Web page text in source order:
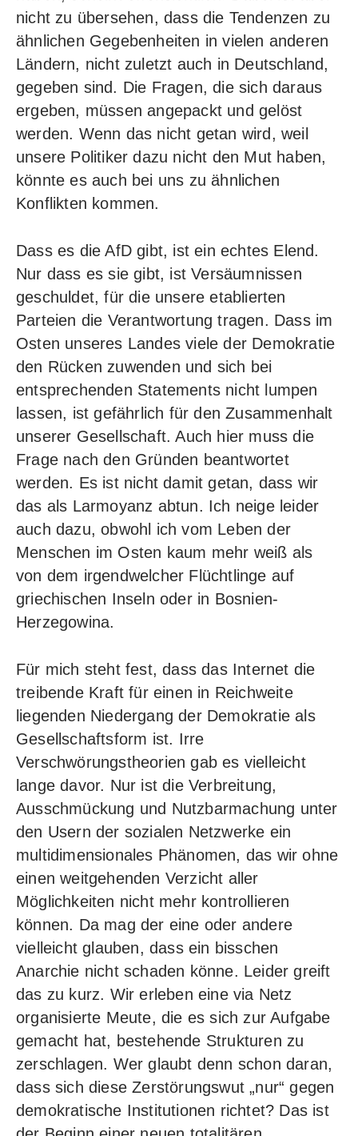
nicht zu übersehen, dass die Tendenzen zu
ähnlichen Gegebenheiten in vielen anderen
Ländern, nicht zuletzt auch in Deutschland,
gegeben sind. Die Fragen, die sich daraus
ergeben, müssen angepackt und gelöst
werden. Wenn das nicht getan wird, weil
unsere Politiker dazu nicht den Mut haben,
könnte es auch bei uns zu ähnlichen
Konflikten kommen.
Dass es die AfD gibt, ist ein echtes Elend.
Nur dass es sie gibt, ist Versäumnissen
geschuldet, für die unsere etablierten
Parteien die Verantwortung tragen. Dass im
Osten unseres Landes viele der Demokratie
den Rücken zuwenden und sich bei
entsprechenden Statements nicht lumpen
lassen, ist gefährlich für den Zusammenhalt
unserer Gesellschaft. Auch hier muss die
Frage nach den Gründen beantwortet
werden. Es ist nicht damit getan, dass wir
das als Larmoyanz abtun. Ich neige leider
auch dazu, obwohl ich vom Leben der
Menschen im Osten kaum mehr weiß als
von dem irgendwelcher Flüchtlinge auf
griechischen Inseln oder in Bosnien-
Herzegowina.
Für mich steht fest, dass das Internet die
treibende Kraft für einen in Reichweite
liegenden Niedergang der Demokratie als
Gesellschaftsform ist. Irre
Verschwörungstheorien gab es vielleicht
lange davor. Nur ist die Verbreitung,
Ausschmückung und Nutzbarmachung unter
den Usern der sozialen Netzwerke ein
multidimensionales Phänomen, das wir ohne
einen weitgehenden Verzicht aller
Möglichkeiten nicht mehr kontrollieren
können. Da mag der eine oder andere
vielleicht glauben, dass ein bisschen
Anarchie nicht schaden könne. Leider greift
das zu kurz. Wir erleben eine via Netz
organisierte Meute, die es sich zur Aufgabe
gemacht hat, bestehende Strukturen zu
zerschlagen. Wer glaubt denn schon daran,
dass sich diese Zerstörungswut „nur“ gegen
demokratische Institutionen richtet? Das ist